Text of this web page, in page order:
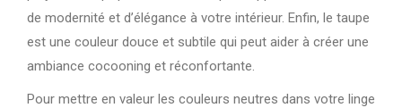
de modernité et d’élégance à votre intérieur. Enfin, le taupe
est une couleur douce et subtile qui peut aider à créer une
ambiance cocooning et réconfortante.
Pour mettre en valeur les couleurs neutres dans votre linge